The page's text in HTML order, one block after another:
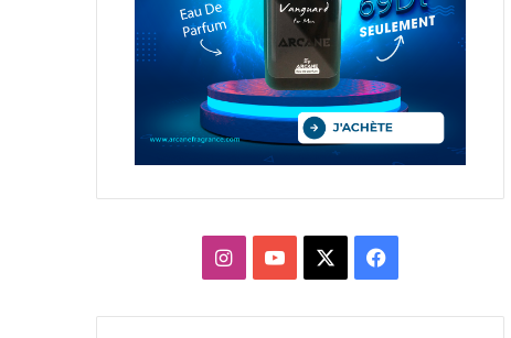
فيسبوك يوتيوبانستقرام